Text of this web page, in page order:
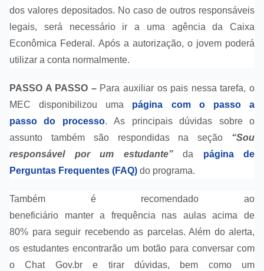
dos valores depositados. No caso de outros responsáveis
legais, será necessário ir a uma agência da Caixa
Econômica Federal. Após a autorização, o jovem poderá
utilizar a conta normalmente.
PASSO A PASSO –Para auxiliar os pais nessa tarefa, o
MEC disponibilizou uma página com o passo a
passo do processo. As principais dúvidas sobre o
assunto também são respondidas na seção “Sou
responsável por um estudante”da página de
Perguntas Frequentes (FAQ) do programa.
Também é recomendado ao
beneficiário manter a frequência nas aulas acima de
80% para seguir recebendo as parcelas. Além do alerta,
os estudantes encontrarão um botão para conversar com
o Chat Gov.br e tirar dúvidas, bem como um